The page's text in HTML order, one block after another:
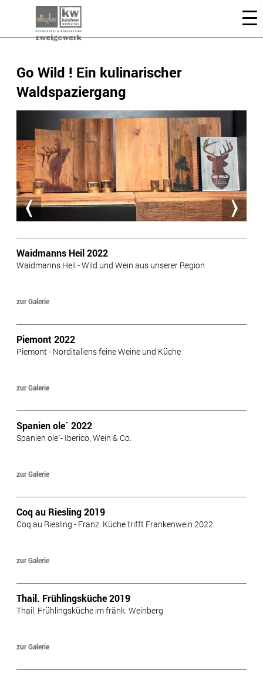
Go Wild ! Ein kulinarischer
Waldspaziergang
Waidmanns Heil 2022
Waidmanns Heil - Wild und Wein aus unserer Region
zur Galerie
Piemont 2022
Piemont - Norditaliens feine Weine und Küche
zur Galerie
Spanien ole´ 2022
Spanien ole´- Iberico, Wein & Co.
zur Galerie
Coq au Riesling 2019
Coq au Riesling - Franz. Küche trifft Frankenwein 2022
zur Galerie
Thail. Frühlingsküche 2019
Thail. Frühlingsküche im fränk. Weinberg
zur Galerie